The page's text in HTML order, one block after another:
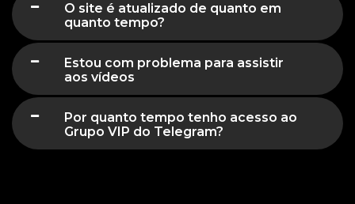
O site é atualizado de quanto em
quanto tempo?
Estou com problema para assistir
aos vídeos
Por quanto tempo tenho acesso ao
Grupo VIP do Telegram?